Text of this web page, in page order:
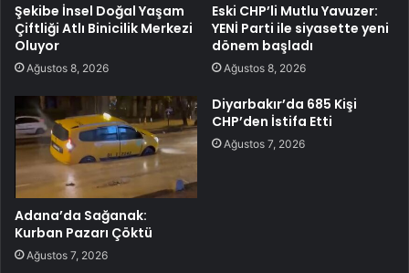
Şekibe İnsel Doğal Yaşam
Çiftliği Atlı Binicilik Merkezi
Oluyor
Ağustos 8, 2026
Eski CHP’li Mutlu Yavuzer:
YENİ Parti ile siyasette yeni
dönem başladı
Ağustos 8, 2026
Adana’da Sağanak:
Kurban Pazarı Çöktü
Ağustos 7, 2026
Diyarbakır’da 685 Kişi
CHP’den İstifa Etti
Ağustos 7, 2026